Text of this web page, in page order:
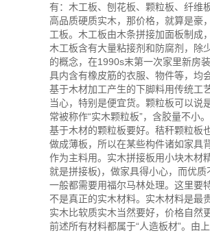
有：木工板、刨花板、颗粒板、纤维
高品质硬质实木，那价格，就算是豪
工板。木工板由木条拼接加面板制成
木工板含有大量粘接剂和防腐剂，除
的概念，在1990s末第一次家里新房
具内含有橡皮筋的衣服、物件等，均
基于木材加工产生的下脚料用传统工
当心，特别是便宜货。颗粒板可以说
常被称作“实木颗粒板”，含胶量不小
基于木材的颗粒板要好。秸秆颗粒板
做成薄板，所以在某些构件诸如家具
作为主料用。实木拼接板用小块木材
就是拼接板)，做家具得小心，而优
一般都需要用福尔马林处理。这里要
不是真正的实木材料。实木材料是最
实木比软质实木当然要好，价格自然
前述所有材料都属于“人造板材”。由